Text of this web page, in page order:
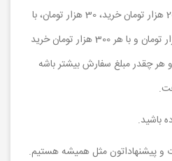
خریدتون میگیرید! یعنی با هر 200 هزار تومان خرید، 30 هزار تومان، با
هر 250 هزار تومان خرید 37 هزار تومان و با هر 300 هزار تومان خرید
و هر چقدر مبلغ سفارش بیشتر باشه
باشید.
و پیشنهاداتون مثل همیشه هستیم.